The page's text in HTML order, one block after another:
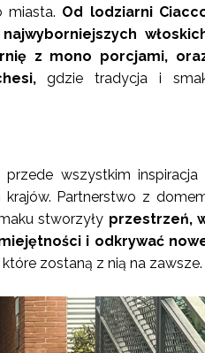
miasta. Od lodziarni
z mono porcjami,
gdzie tradycja i
wszystkim inspiracja
Partnerstwo z
stworzyły przestrzeń,
i odkrywać
zostaną z nią na zawsze.